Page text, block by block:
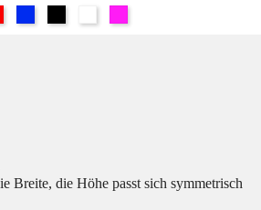
Breite, die Höhe passt sich symmetrisch